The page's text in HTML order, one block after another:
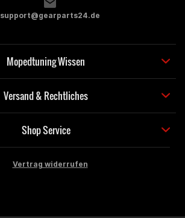
support@gearparts24.de
Mopedtuning Wissen
Versand & Rechtliches
Shop Service
Vertrag widerrufen